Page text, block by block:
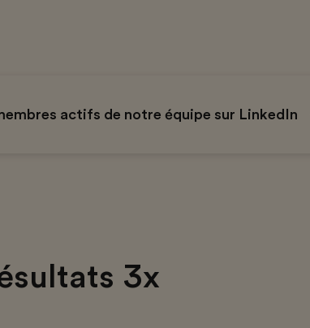
actifs de notre équipe sur LinkedIn
3x